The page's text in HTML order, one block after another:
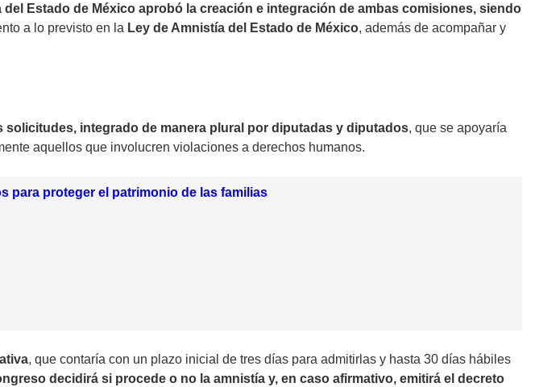
del Estado de México aprobó la creación e integración de ambas comisiones, siendo
a lo previsto en la Ley de Amnistía del Estado de México, además de acompañar y
integrado de manera plural por diputadas y diputados, que se apoyaría
aquellos que involucren violaciones a derechos humanos.
para proteger el patrimonio de las familias
, que contaría con un plazo inicial de tres días para admitirlas y hasta 30 días hábiles
decidirá si procede o no la amnistía y, en caso afirmativo, emitirá el decreto